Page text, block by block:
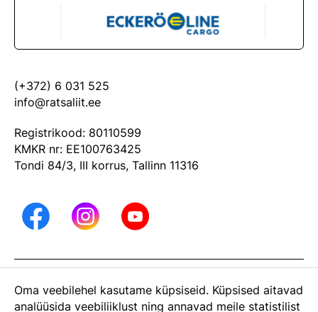
(+372) 6 031 525
info@ratsaliit.ee
Registrikood: 80110599
KMKR nr: EE100763425
Tondi 84/3, III korrus, Tallinn 11316
Eesti Ratsaspordi Liit on Eesti Olümpiakomitee liige
Oma veebilehel kasutame küpsiseid. Küpsised aitavad
analüüsida veebiliiklust ning annavad meile statistilist